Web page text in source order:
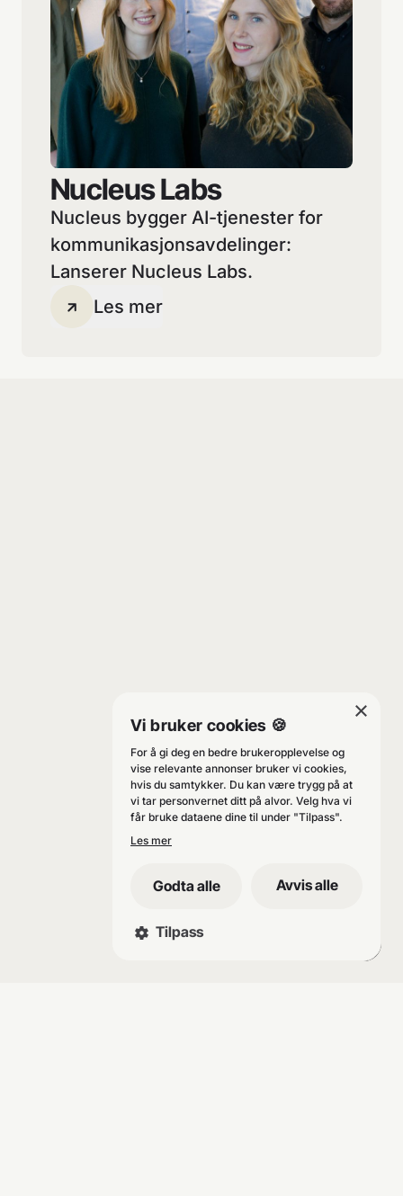
Nucleus Labs
Nucleus bygger AI-tjenester for
kommunikasjonsavdelinger:
Lanserer Nucleus Labs.
Les mer
×
Vi bruker cookies 🍪
For å gi deg en bedre brukeropplevelse og
vise relevante annonser bruker vi cookies,
hvis du samtykker. Du kan være trygg på at
vi tar personvernet ditt på alvor. Velg hva vi
får bruke dataene dine til under "Tilpass".
Les mer
Godta alle Avvis alle
Tilpass